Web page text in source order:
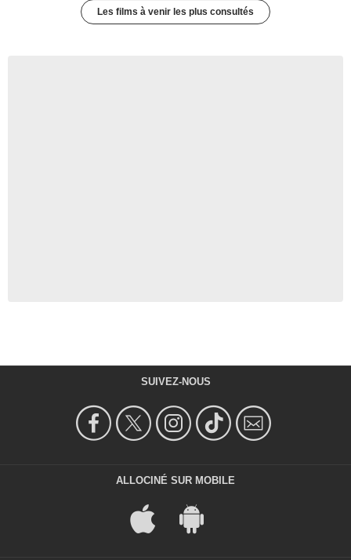
Les films à venir les plus consultés
SUIVEZ-NOUS
ALLOCINÉ SUR MOBILE